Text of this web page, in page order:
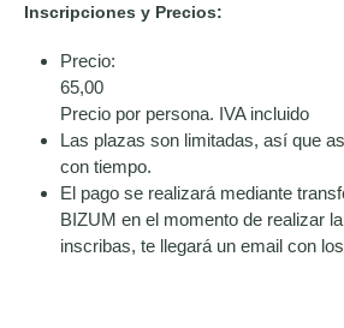
Inscripciones y Precios:
Precio:
65,00
Precio por persona. IVA incluido
Las plazas son limitadas, así que
con tiempo.
El pago se realizará mediante
BIZUM en el momento de realizar
inscribas, te llegará un email con